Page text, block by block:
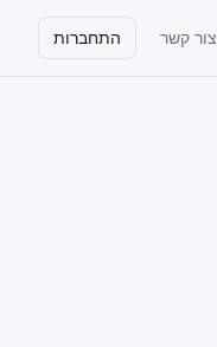
צור קשר התחברות